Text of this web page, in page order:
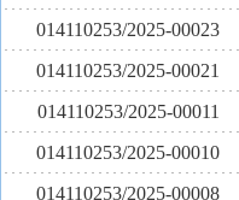
014110253/2025-00023
014110253/2025-00021
014110253/2025-00011
014110253/2025-00010
014110253/2025-00008